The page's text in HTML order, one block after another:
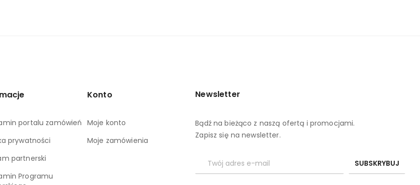
portalu zamówień
prywatności
partnerski
Programu
Konto
Moje konto
Moje zamówienia
Newsletter
Bądź na bieżąco z naszą ofertą i promocjami.
Zapisz się na newsletter.
SUBSKRYBUJ